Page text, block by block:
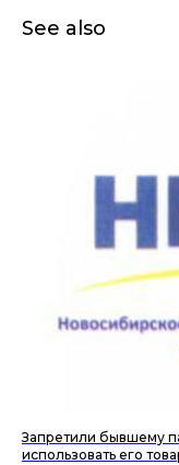
See also
Запретили бывшему
использовать его